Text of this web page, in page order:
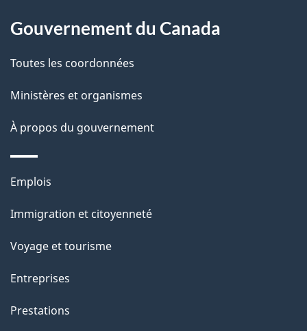
i
o
s
c
e
t
e
a
g
a
p
a
g
e
Gouvernement du Canada
Toutes les coordonnées
Ministères et organismes
À propos du gouvernement
Thèmes
sujets
Emplois
Immigration et citoyenneté
Voyage et tourisme
Entreprises
Prestations